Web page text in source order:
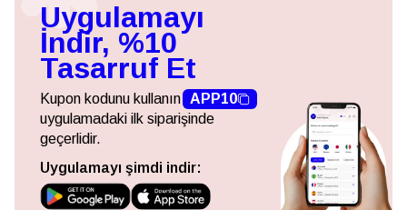
Uygulamayı
İndir, %10
Tasarruf Et
Kupon kodunu kullanın APP10
uygulamadaki ilk siparişinde
geçerlidir.
Uygulamayı şimdi indir: